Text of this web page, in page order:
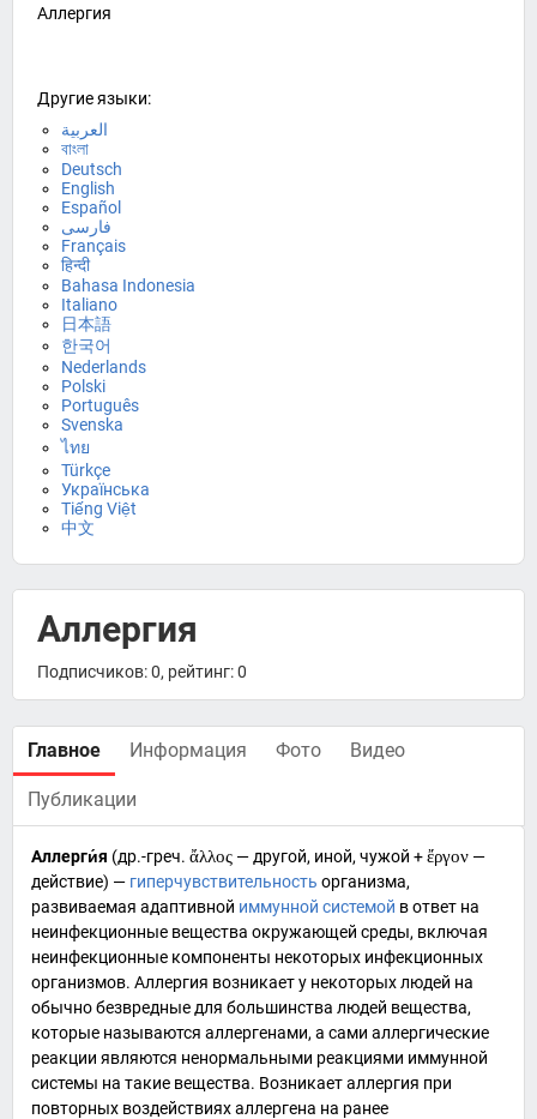
Аллергия
Другие языки:
العربية
বাংলা
Deutsch
English
Español
فارسی
Français
हिन्दी
Bahasa Indonesia
Italiano
日本語
한국어
Nederlands
Polski
Português
Svenska
ไทย
Türkçe
Українська
Tiếng Việt
中文
Аллергия
Подписчиков: 0, рейтинг: 0
Главное Информация Фото Видео
Публикации
Аллерги́я (др.-греч. ἄλλος — другой, иной, чужой +ἔργον —
действие) — гиперчувствительность организма,
развиваемая адаптивной иммунной системой в ответ на
неинфекционные вещества окружающей среды, включая
неинфекционные компоненты некоторых инфекционных
организмов. Аллергия возникает у некоторых людей на
обычно безвредные для большинства людей вещества,
которые называются аллергенами, а сами аллергические
реакции являются ненормальными реакциями иммунной
системы на такие вещества. Возникает аллергия при
повторных воздействияхаллергена на ранее